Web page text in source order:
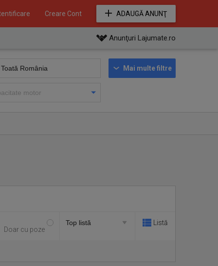
Creare Cont ADAUGĂ ANUNŢ
Anunţuri Lajumate.ro
Mai multe filtre
Doar cu poze
Listă